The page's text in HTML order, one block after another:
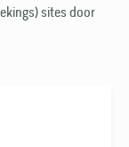
sites door